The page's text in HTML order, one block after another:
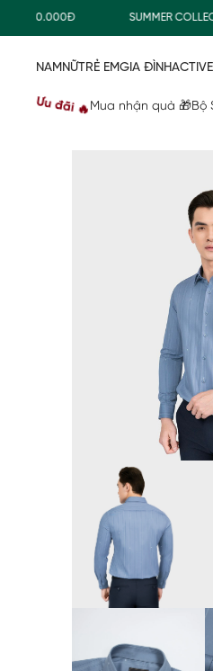
500.000Đ SUMMER
NAMNỮTRẺ EMGIA ĐÌNHACTIVE
Ưu đãi 🔥 Mua nhận quà 🎁Bộ